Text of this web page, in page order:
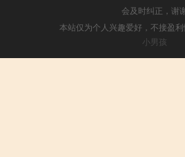
会及时纠正，谢
本站仅为个人兴趣爱好，不接盈
小男孩